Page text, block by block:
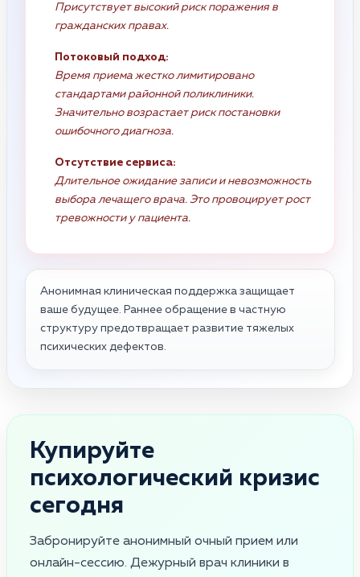
Присутствует высокий риск поражения в
гражданских правах.
Потоковый подход:
Время приема жестко лимитировано
стандартами районной поликлиники.
Значительно возрастает риск постановки
ошибочного диагноза.
Отсутствие сервиса:
Длительное ожидание записи и невозможность
выбора лечащего врача. Это провоцирует рост
тревожности у пациента.
Анонимная клиническая поддержка защищает
ваше будущее. Раннее обращение в частную
структуру предотвращает развитие тяжелых
психических дефектов.
Купируйте
психологический кризис
сегодня
Забронируйте анонимный очный прием или
онлайн-сессию. Дежурный врач клиники в